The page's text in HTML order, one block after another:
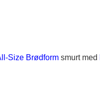
Size Brødform smurt med